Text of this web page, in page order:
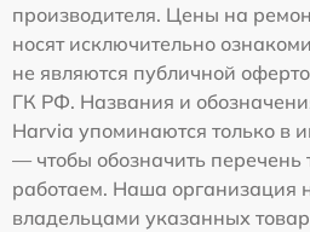
производителя. Цены на
носят исключительно
не являются публичной
ГК РФ. Названия и
Harvia упоминаются только в
— чтобы обозначить перечень
работаем. Наша организация
владельцами указанных